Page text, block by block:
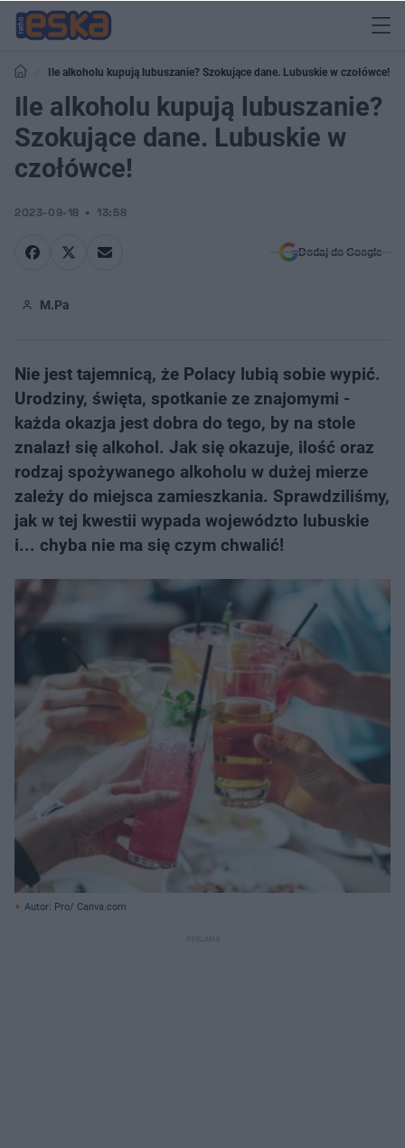
Ile alkoholu kupują lubuszanie? Szokujące dane. Lubuskie w czołówce!
Ile alkoholu kupują lubuszanie?
Szokujące dane. Lubuskie w
czołówce!
2023-09-18 13:58
Dodaj do Google
M.Pa
Nie jest tajemnicą, że Polacy lubią sobie wypić.
Urodziny, święta, spotkanie ze znajomymi -
każda okazja jest dobra do tego, by na stole
znalazł się alkohol. Jak się okazuje, ilość oraz
rodzaj spożywanego alkoholu w dużej mierze
zależy do miejsca zamieszkania. Sprawdziliśmy,
jak w tej kwestii wypada województo lubuskie
i... chyba nie ma się czym chwalić!
Autor: Pro/ Canva.com